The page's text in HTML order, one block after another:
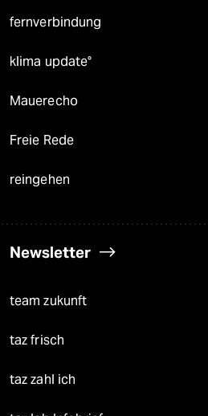
fernverbindung
klima update°
Mauerecho
Freie Rede
reingehen
Newsletter
team zukunft
taz frisch
taz zahl ich